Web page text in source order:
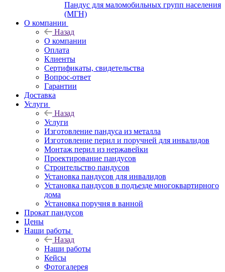
Пандус для маломобильных групп населения
(МГН)
О компании
Назад
О компании
Оплата
Клиенты
Сертификаты, свидетельства
Вопрос-ответ
Гарантии
Доставка
Услуги
Назад
Услуги
Изготовление пандуса из металла
Изготовление перил и поручней для инвалидов
Монтаж перил из нержавейки
Проектирование пандусов
Строительство пандусов
Установка пандусов для инвалидов
Установка пандусов в подъезде многоквартирного
дома
Установка поручня в ванной
Прокат пандусов
Цены
Наши работы
Назад
Наши работы
Кейсы
Фотогалерея